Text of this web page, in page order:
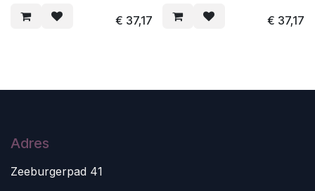
€ 37,17 € 37,17
Adres
Zeeburgerpad 41